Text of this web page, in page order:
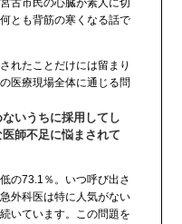
古市民の心臓が素人に切
とも背筋の寒くなる話で
れたことだけには留まり
医療現場全体に通じる問
いうちに採用してし
師不足に悩まされて
の73.1％。いつ呼び出さ
外科医は特に人気がない
いています。この問題を